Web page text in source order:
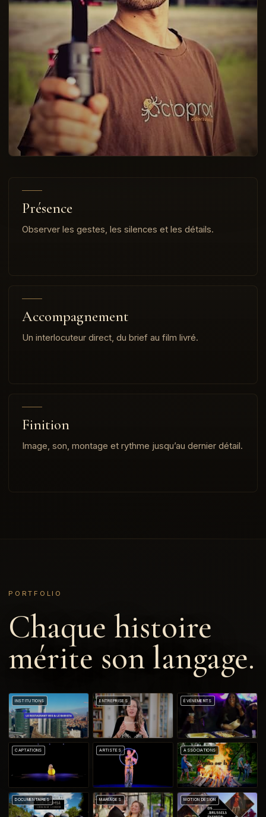
Présence
Observer les gestes, les silences et les détails.
Accompagnement
Un interlocuteur direct, du brief au film livré.
Finition
Image, son, montage et rythme jusqu’au dernier détail.
PORTFOLIO
Chaque histoire
mérite son langage.
INSTITUTIONS ENTREPRISES ÉVÉNEMENTS
CAPTATIONS ARTISTES ASSOCIATIONS
DOCUMENTAIRES MARIAGES MOTION DESIGN